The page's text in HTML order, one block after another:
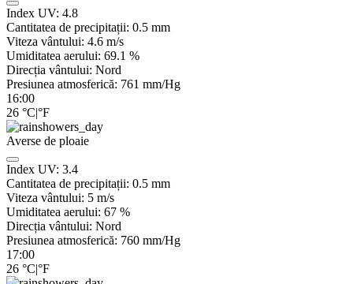
Index UV: 4.8
Cantitatea de precipitații: 0.5 mm
Viteza vântului: 4.6 m/s
Umiditatea aerului: 69.1 %
Direcția vântului: Nord
Presiunea atmosferică: 761 mm/Hg
16:00
26 °C|°F
Averse de ploaie
Index UV: 3.4
Cantitatea de precipitații: 0.5 mm
Viteza vântului: 5 m/s
Umiditatea aerului: 67 %
Direcția vântului: Nord
Presiunea atmosferică: 760 mm/Hg
17:00
26 °C|°F